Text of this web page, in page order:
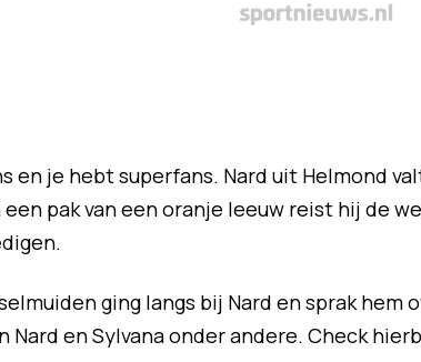
en je hebt superfans. Nard uit Helmond
pak van een oranje leeuw reist hij de
ging langs bij Nard en sprak hem
Nard en Sylvana onder andere. Check